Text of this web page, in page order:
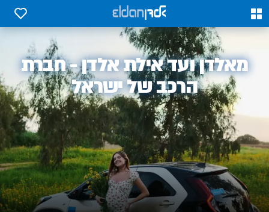
0
0
אלדן
מאלדן ועד אילת אלדן - חברת
הרכב של ישראל